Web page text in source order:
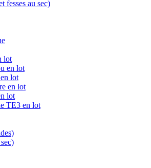
fesses au sec)
lot
en lot
lot
en lot
lot
TE3 en lot